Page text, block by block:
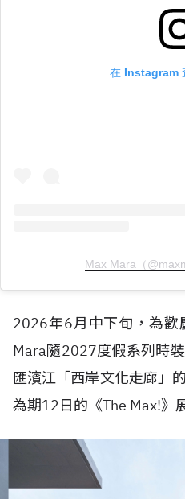
在 Instagram
Max Mara（
2026年6月中下旬，為
Mara隨2027度假系列時
匯濱江「西岸文化走廊」
為期12日的《The Max!》